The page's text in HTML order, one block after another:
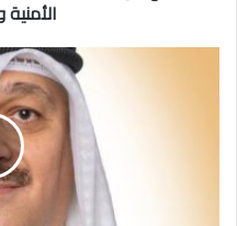
والعسكرية